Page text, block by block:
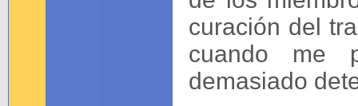
curación del
cuando me
demasiado